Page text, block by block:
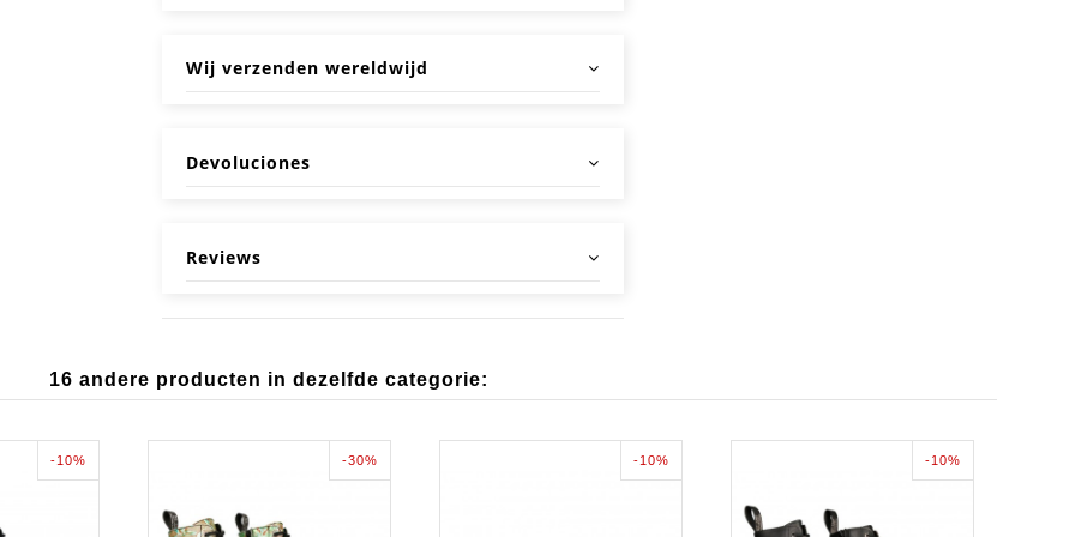
Wij verzenden wereldwijd
Devoluciones
Reviews
16 andere producten in dezelfde categorie:
-10% -30% -10% -10%